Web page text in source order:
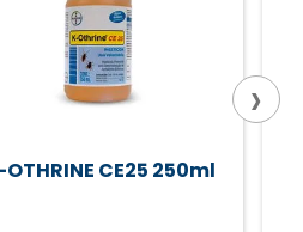
K-OTHRINE SC25 30ml
›